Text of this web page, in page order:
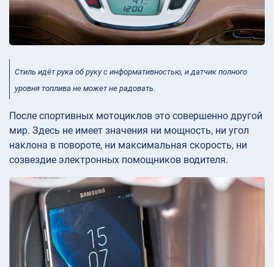
Стиль идёт рука об руку с информативностью, и датчик полного
уровня топлива не может не радовать.
После спортивных мотоциклов это совершенно другой
мир. Здесь не имеет значения ни мощность, ни угол
наклона в повороте, ни максимальная скорость, ни
созвездие электронных помощников водителя.